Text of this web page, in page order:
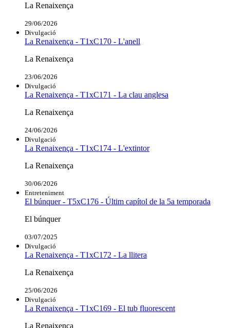
La Renaixença
29/06/2026
Divulgació
La Renaixença - T1xC170 - L'anell
La Renaixença
23/06/2026
Divulgació
La Renaixença - T1xC171 - La clau anglesa
La Renaixença
24/06/2026
Divulgació
La Renaixença - T1xC174 - L'extintor
La Renaixença
30/06/2026
Entreteniment
El búnquer - T5xC176 - Últim capítol de la 5a temporada
El búnquer
03/07/2025
Divulgació
La Renaixença - T1xC172 - La llitera
La Renaixença
25/06/2026
Divulgació
La Renaixença - T1xC169 - El tub fluorescent
La Renaixença